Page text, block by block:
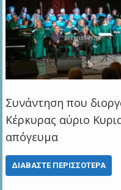
Συνάντηση που
Κέρκυρας αύριο
απόγευμα
ΔΙΑΒΆΣΤΕ ΠΕΡΙΣΣΌΤΕΡΑ